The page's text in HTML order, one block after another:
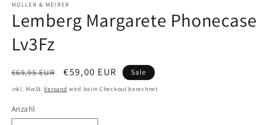
MÜLLER & MEIRER
Lemberg Margarete Phonecase
Lv3Fz
Normaler
Preis
€69,95 EUR Verkaufspreis
€59,00 EUR Sale
inkl. MwSt.Versand wird beim Checkout berechnet
Anzahl